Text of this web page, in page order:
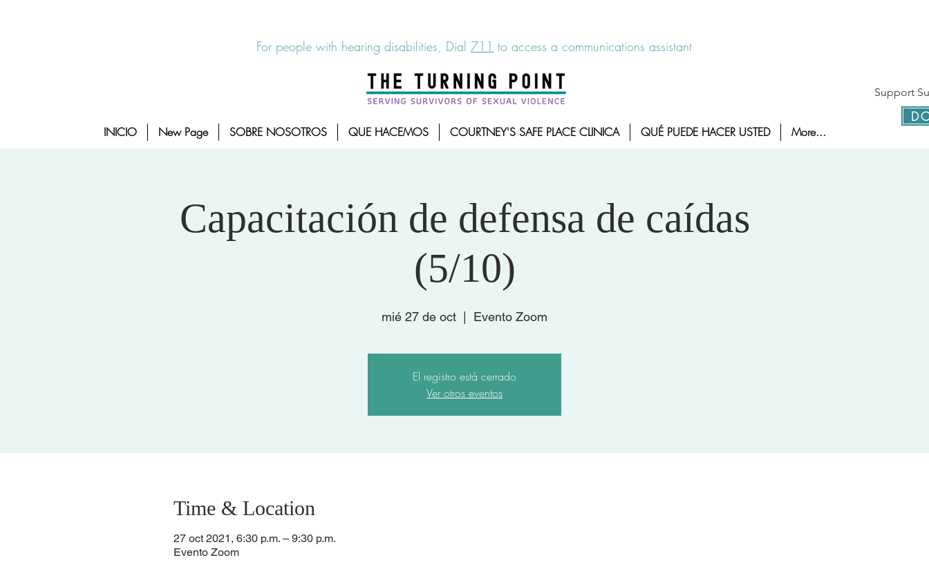
For people with hearing disabilities, Dial 711 to access a communications assistant
Support
INICIO New Page SOBRE NOSOTROS QUE HACEMOS COURTNEY'S SAFE PLACE CLINICA QUÉ PUEDE HACER USTED More...
Capacitación de defensa de caídas
(5/10)
mié 27 de oct Evento Zoom
El registro está cerrado
Ver otros eventos
Time & Location
27 oct 2021, 6:30 p.m. – 9:30 p.m.
Evento Zoom